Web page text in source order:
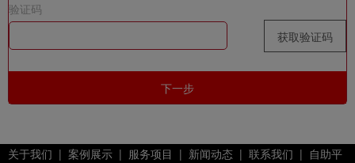
验证码
获取验证码
下一步
关于我们 | 案例展示 | 服务项目 | 新闻动态 | 联系我们 | 自助平